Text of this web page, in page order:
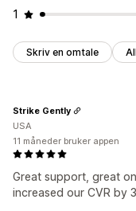
1
Skriv en omtale
Great support, great
increased our CVR by
Strike Gently
USA
11 måneder bruker appen